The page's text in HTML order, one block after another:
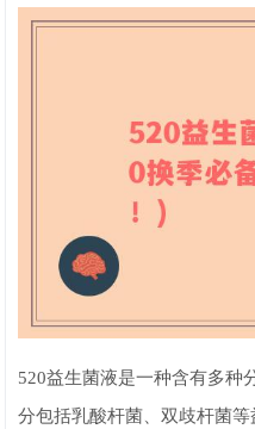
520益生菌液是一种含有多种
分包括乳酸杆菌、双歧杆菌